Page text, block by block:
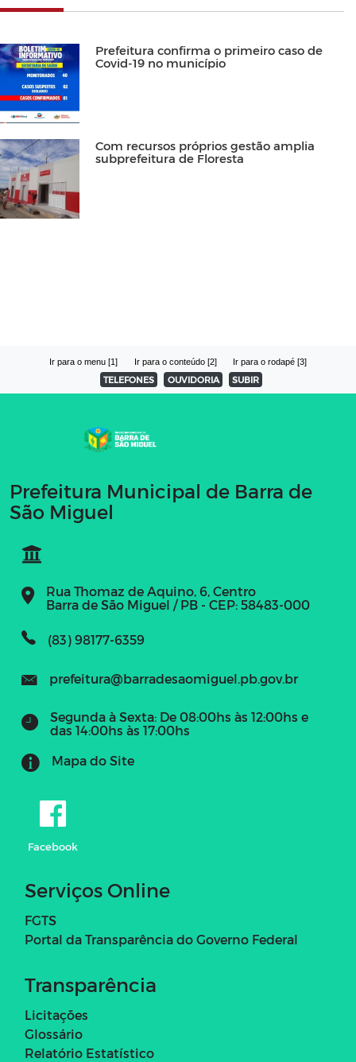
Prefeitura confirma o primeiro caso de
Covid-19 no município
Com recursos próprios gestão amplia
subprefeitura de Floresta
Ir para o menu [1] Ir para o conteúdo [2] Ir para o rodapé [3]
TELEFONES OUVIDORIA SUBIR
Prefeitura Municipal de Barra de
São Miguel
Rua Thomaz de Aquino, 6, Centro
Barra de São Miguel / PB - CEP: 58483-000
(83) 98177-6359
prefeitura@barradesaomiguel.pb.gov.br
Segunda à Sexta: De 08:00hs às 12:00hs e
das 14:00hs às 17:00hs
Mapa do Site
Facebook
Serviços Online
FGTS
Portal da Transparência do Governo Federal
Transparência
Licitações
Glossário
Relatório Estatístico